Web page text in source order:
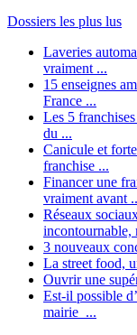
Dossiers les plus lus
Laveries
vraiment ...
15 enseignes
France ...
Les 5
du ...
Canicule et
franchise ...
Financer une
vraiment avant
Réseaux
incontournable,
3 nouveaux
La street food,
Ouvrir une
Est-il possible
mairie ...